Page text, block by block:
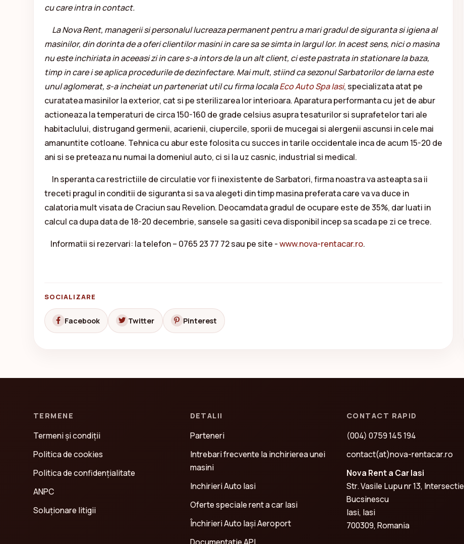
cu care intra in contact.
La Nova Rent, managerii si personalul lucreaza permanent pentru a mari gradul de siguranta si igiena al
masinilor, din dorinta de a oferi clientilor masini in care sa se simta in largul lor. In acest sens, nici o masina
nu este inchiriata in aceeasi zi in care s-a intors de la un alt client, ci este pastrata in stationare la baza,
timp in care i se aplica procedurile de dezinfectare. Mai mult, stiind ca sezonul Sarbatorilor de Iarna este
unul aglomerat, s-a incheiat un parteneriat util cu firma localaEco Auto Spa Iasi, specializata atat pe
curatatea masinilor la exterior, cat si pe sterilizarea lor interioara. Aparatura performanta cu jet de abur
actioneaza la temperaturi de circa 150-160 de grade celsius asupra tesaturilor si suprafetelor tari ale
habitaclului, distrugand germenii, acarienii, ciupercile, sporii de mucegai si alergenii ascunsi in cele mai
amanuntite cotloane. Tehnica cu abur este folosita cu succes in tarile occidentale inca de acum 15-20 de
ani si se preteaza nu numai la domeniul auto, ci si la uz casnic, industrial si medical.
In speranta ca restrictiile de circulatie vor fi inexistente de Sarbatori, firma noastra va asteapta sa ii
treceti pragul in conditii de siguranta si sa va alegeti din timp masina preferata care va va duce in
calatoria mult visata de Craciun sau Revelion. Deocamdata gradul de ocupare este de 35%, dar luati in
calcul ca dupa data de 18-20 decembrie, sansele sa gasiti ceva disponibil incep sa scada pe zi ce trece.
Informatii si rezervari: la telefon – 0765 23 77 72 sau pe site -www.nova-rentacar.ro.
SOCIALIZARE
Facebook Twitter Pinterest
TERMENE
Termeni și condiții
Politica de cookies
Politica de confidenţialitate
ANPC
Soluționare litigii
DETALII
Parteneri
Intrebari frecvente la inchirierea unei
masini
Inchirieri Auto Iasi
Oferte speciale rent a car Iasi
Închirieri Auto Iași Aeroport
CONTACT RAPID
(004) 0759 145 194
contact(at)nova-rentacar.ro
Nova Rent a Car Iasi
Str. Vasile Lupu nr 13, Intersectie
Bucsinescu
Iasi, Iasi
700309, Romania